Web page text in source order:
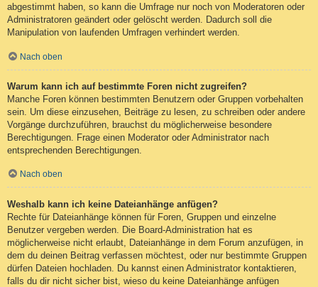
abgestimmt haben, so kann die Umfrage nur noch von Moderatoren oder
Administratoren geändert oder gelöscht werden. Dadurch soll die
Manipulation von laufenden Umfragen verhindert werden.
Nach oben
Warum kann ich auf bestimmte Foren nicht zugreifen?
Manche Foren können bestimmten Benutzern oder Gruppen vorbehalten
sein. Um diese einzusehen, Beiträge zu lesen, zu schreiben oder andere
Vorgänge durchzuführen, brauchst du möglicherweise besondere
Berechtigungen. Frage einen Moderator oder Administrator nach
entsprechenden Berechtigungen.
Nach oben
Weshalb kann ich keine Dateianhänge anfügen?
Rechte für Dateianhänge können für Foren, Gruppen und einzelne
Benutzer vergeben werden. Die Board-Administration hat es
möglicherweise nicht erlaubt, Dateianhänge in dem Forum anzufügen, in
dem du deinen Beitrag verfassen möchtest, oder nur bestimmte Gruppen
dürfen Dateien hochladen. Du kannst einen Administrator kontaktieren,
falls du dir nicht sicher bist, wieso du keine Dateianhänge anfügen